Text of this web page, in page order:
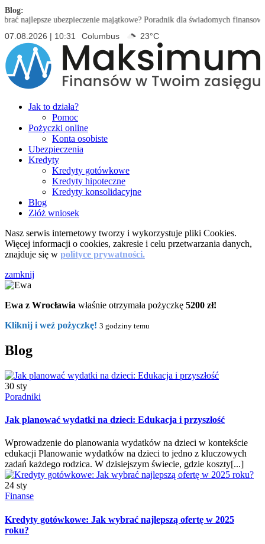
Blog:
ubezpieczenie majątkowe? Poradnik dla świadomych finansowo|
07.08.2026 | 10:31 Columbus 23°C
Jak to działa?
Pomoc
Pożyczki online
Konta osobiste
Ubezpieczenia
Kredyty
Kredyty gotówkowe
Kredyty hipoteczne
Kredyty konsolidacyjne
Blog
Złóż wniosek
Nasz serwis internetowy tworzy i wykorzystuje pliki Cookies.
Więcej informacji o cookies, zakresie i celu przetwarzania danych,
znajduje się w polityce prywatności.
zamknij
Ewa z Wrocławia właśnie otrzymała pożyczkę 5200 zł!
Kliknij i weź pożyczkę! 3 godziny temu
Blog
30 sty
Poradniki
Jak planować wydatki na dzieci: Edukacja i przyszłość
Wprowadzenie do planowania wydatków na dzieci w kontekście
edukacji Planowanie wydatków na dzieci to jedno z kluczowych
zadań każdego rodzica. W dzisiejszym świecie, gdzie koszty[...]
24 sty
Finanse
Kredyty gotówkowe: Jak wybrać najlepszą ofertę w 2025
roku?